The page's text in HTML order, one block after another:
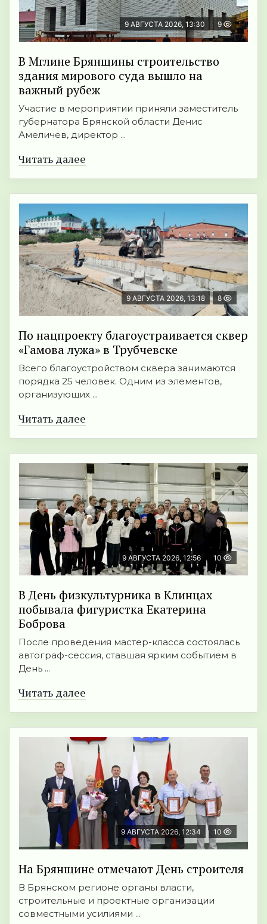
9 АВГУСТА 2026, 13:30 9
В Мглине Брянщины строительство
здания мирового суда вышло на
важный рубеж
Участие в мероприятии приняли заместитель
губернатора Брянской области Денис
Амеличев, директор ...
Читать далее
9 АВГУСТА 2026, 13:18 8
По нацпроекту благоустраивается сквер
«Гамова лужа» в Трубчевске
Всего благоустройством сквера занимаются
порядка 25 человек. Одним из элементов,
организующих ...
Читать далее
9 АВГУСТА 2026, 12:56 10
В День физкультурника в Клинцах
побывала фигуристка Екатерина
Боброва
После проведения мастер-класса состоялась
автограф-сессия, ставшая ярким событием в
День ...
Читать далее
9 АВГУСТА 2026, 12:34 10
На Брянщине отмечают День строителя
В Брянском регионе органы власти,
строительные и проектные организации
совместными усилиями ...